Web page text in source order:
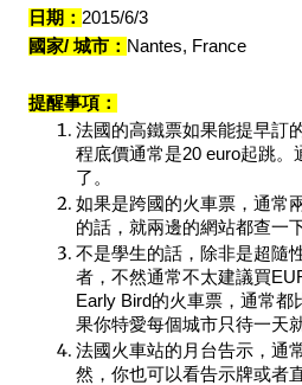
日期： 2015/6/3
國家/ 城市： Nantes, France
提醒事項：
法國的高鐵票如果能提早訂
程底價通常是20 euro起跳
了。
如果是跨國的火車票，通常
的話，就兩邊的網站都查一
不是學生的話，除非是超隨
者，不然通常不太建議買
Early Bird的火車票，通常
果你特愛每個城市只待一天
法國火車站的月台告示，通
然，你也可以看告示牌或者